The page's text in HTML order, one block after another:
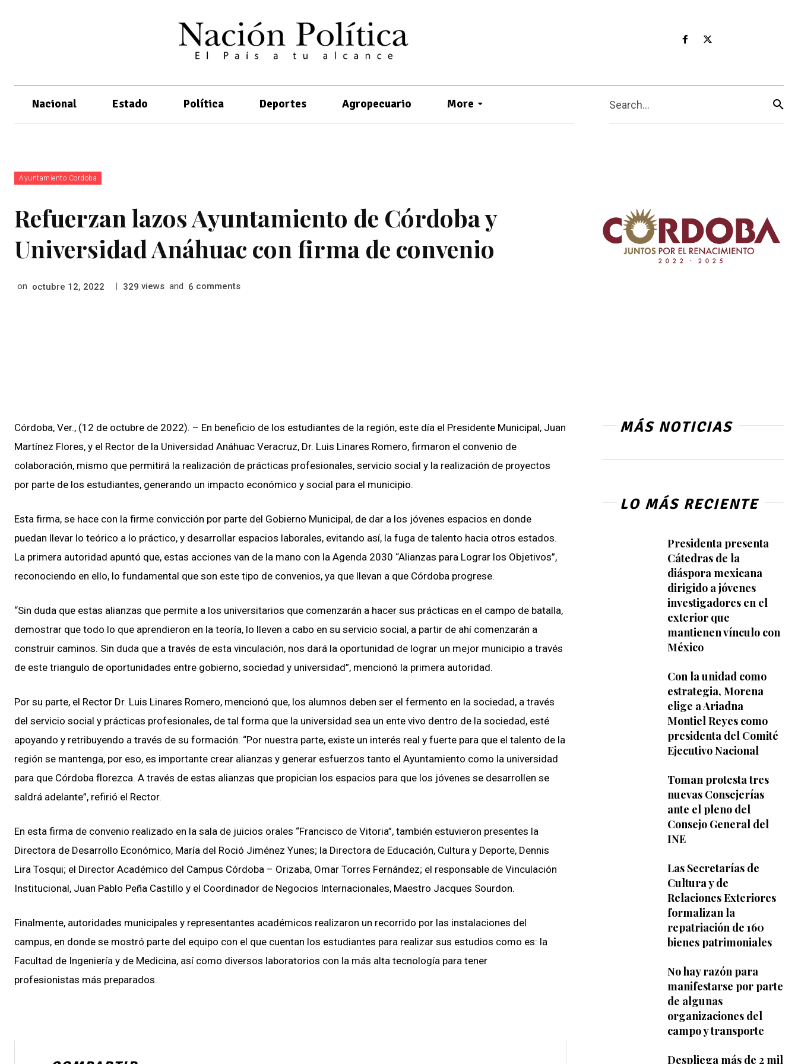
Nacional Estado Política Deportes Agropecuario More Search...
Ayuntamiento Cordoba
Refuerzan lazos Ayuntamiento de Córdoba y
Universidad Anáhuac con firma de convenio
on octubre 12, 2022 329 views and 6 comments
Córdoba, Ver., (12 de octubre de 2022). – En beneficio de los estudiantes de la región, este día el Presidente Municipal, Juan
Martínez Flores, y el Rector de la Universidad Anáhuac Veracruz, Dr. Luis Linares Romero, firmaron el convenio de
colaboración, mismo que permitirá la realización de prácticas profesionales, servicio social y la realización de proyectos
por parte de los estudiantes, generando un impacto económico y social para el municipio.
Esta firma, se hace con la firme convicción por parte del Gobierno Municipal, de dar a los jóvenes espacios en donde
puedan llevar lo teórico a lo práctico, y desarrollar espacios laborales, evitando así, la fuga de talento hacia otros estados.
La primera autoridad apuntó que, estas acciones van de la mano con la Agenda 2030 “Alianzas para Lograr los Objetivos”,
reconociendo en ello, lo fundamental que son este tipo de convenios, ya que llevan a que Córdoba progrese.
“Sin duda que estas alianzas que permite a los universitarios que comenzarán a hacer sus prácticas en el campo de batalla,
demostrar que todo lo que aprendieron en la teoría, lo lleven a cabo en su servicio social, a partir de ahí comenzarán a
construir caminos. Sin duda que a través de esta vinculación, nos dará la oportunidad de lograr un mejor municipio a través
de este triangulo de oportunidades entre gobierno, sociedad y universidad”, mencionó la primera autoridad.
Por su parte, el Rector Dr. Luis Linares Romero, mencionó que, los alumnos deben ser el fermento en la sociedad, a través
del servicio social y prácticas profesionales, de tal forma que la universidad sea un ente vivo dentro de la sociedad, esté
apoyando y retribuyendo a través de su formación. “Por nuestra parte, existe un interés real y fuerte para que el talento de la
región se mantenga, por eso, es importante crear alianzas y generar esfuerzos tanto el Ayuntamiento como la universidad
para que Córdoba florezca. A través de estas alianzas que propician los espacios para que los jóvenes se desarrollen se
saldrá adelante”, refirió el Rector.
En esta firma de convenio realizado en la sala de juicios orales “Francisco de Vitoria”, también estuvieron presentes la
Directora de Desarrollo Económico, María del Roció Jiménez Yunes; la Directora de Educación, Cultura y Deporte, Dennis
Lira Tosqui; el Director Académico del Campus Córdoba – Orizaba, Omar Torres Fernández; el responsable de Vinculación
Institucional, Juan Pablo Peña Castillo y el Coordinador de Negocios Internacionales, Maestro Jacques Sourdon.
Finalmente, autoridades municipales y representantes académicos realizaron un recorrido por las instalaciones del
campus, en donde se mostró parte del equipo con el que cuentan los estudiantes para realizar sus estudios como es: la
Facultad de Ingeniería y de Medicina, así como diversos laboratorios con la más alta tecnología para tener
profesionistas más preparados.
MÁS NOTICIAS
LO MÁS RECIENTE
Presidenta presenta
Cátedras de la
diáspora mexicana
dirigido a jóvenes
investigadores en el
exterior que
mantienen vínculo con
México
Con la unidad como
estrategia, Morena
elige a Ariadna
Montiel Reyes como
presidenta del Comité
Ejecutivo Nacional
Toman protesta tres
nuevas Consejerías
ante el pleno del
Consejo General del
INE
Las Secretarías de
Cultura y de
Relaciones Exteriores
formalizan la
repatriación de 160
bienes patrimoniales
No hay razón para
manifestarse por parte
de algunas
organizaciones del
campo y transporte
Despliega más de 2 mil